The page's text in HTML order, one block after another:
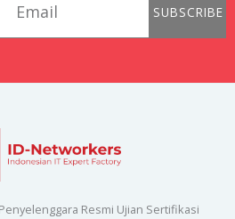
SUBSCRIBE
Resmi Ujian Sertifikasi